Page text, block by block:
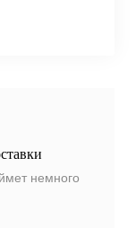
немного